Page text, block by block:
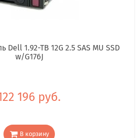
Dell 1.92-TB 12G 2.5 SAS MU SSD
w/G176J
196 руб.
В корзину